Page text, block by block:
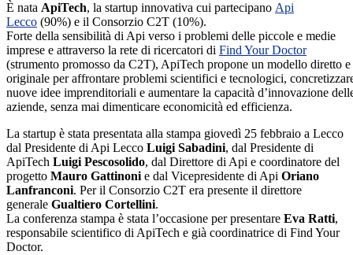
È nata ApiTech, la startup innovativa cui partecipano Api
Lecco (90%) e il Consorzio C2T (10%).
Forte della sensibilità di Api verso i problemi delle piccole e medie
imprese e attraverso la rete di ricercatori di Find Your Doctor
(strumento promosso da C2T), ApiTech propone un modello diretto e
originale per affrontare problemi scientifici e tecnologici,
nuove idee imprenditoriali e aumentare la capacità d’innovazione
aziende, senza mai dimenticare economicità ed efficienza.
La startup è stata presentata alla stampa giovedì 25 febbraio a Lecco
dal Presidente di Api Lecco Luigi Sabadini, dal Presidente di
ApiTech Luigi Pescosolido, dal Direttore di Api e coordinatore del
progetto Mauro Gattinoni e dal Vicepresidente di Api Oriano
Lanfranconi. Per il Consorzio C2T era presente il direttore
generale Gualtiero Cortellini.
La conferenza stampa è stata l’occasione per presentare Eva Ratti,
responsabile scientifico di ApiTech e già coordinatrice di Find Your
Doctor.